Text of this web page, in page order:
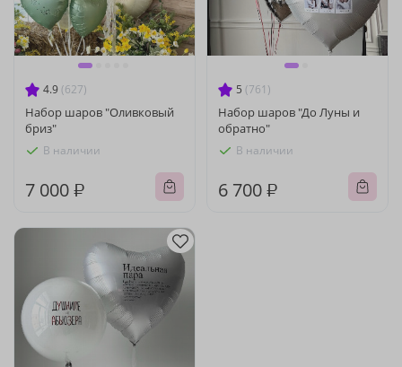
4.9 (627)
Набор шаров "Оливковый
бриз"
В наличии
7 000 ₽
5 (761)
Набор шаров "До Луны и
обратно"
В наличии
6 700 ₽